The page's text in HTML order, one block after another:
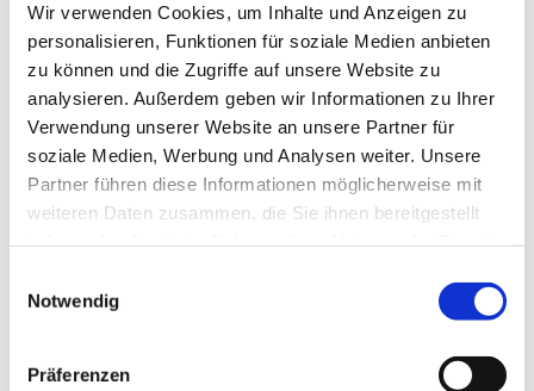
Wir verwenden Cookies, um Inhalte und Anzeigen zu
personalisieren, Funktionen für soziale Medien anbieten
zu können und die Zugriffe auf unsere Website zu
analysieren. Außerdem geben wir Informationen zu Ihrer
Verwendung unserer Website an unsere Partner für
soziale Medien, Werbung und Analysen weiter. Unsere
Partner führen diese Informationen möglicherweise mit
weiteren Daten zusammen, die Sie ihnen bereitgestellt
Notwendig
Präferenzen
Dies könnte Sie auch
interessieren